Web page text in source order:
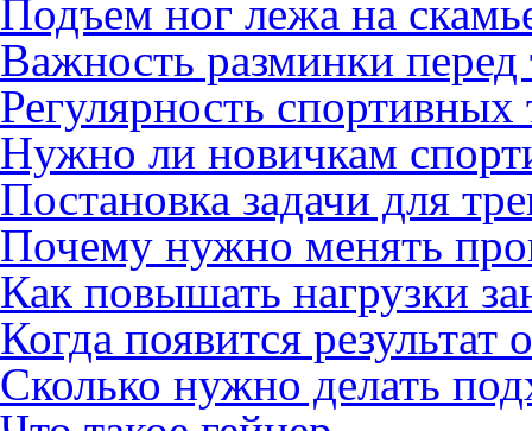
Подъем ног лежа на
Важность разминки перед
Регулярность спортивных
Нужно ли новичкам
Постановка задачи для
Почему нужно менять
Как повышать нагрузки
Когда появится результат
Сколько нужно делать